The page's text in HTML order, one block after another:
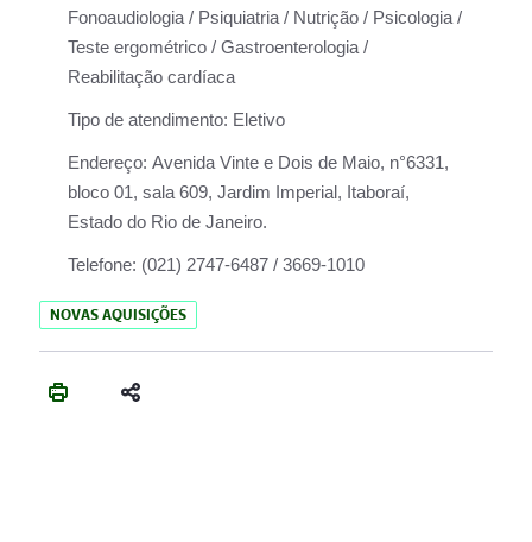
Fonoaudiologia / Psiquiatria / Nutrição / Psicologia /
Teste ergométrico / Gastroenterologia /
Reabilitação cardíaca
Tipo de atendimento: Eletivo
Endereço: Avenida Vinte e Dois de Maio, n°6331,
bloco 01, sala 609, Jardim Imperial, Itaboraí,
Estado do Rio de Janeiro.
Telefone: (021) 2747-6487 / 3669-1010
NOVAS AQUISIÇÕES